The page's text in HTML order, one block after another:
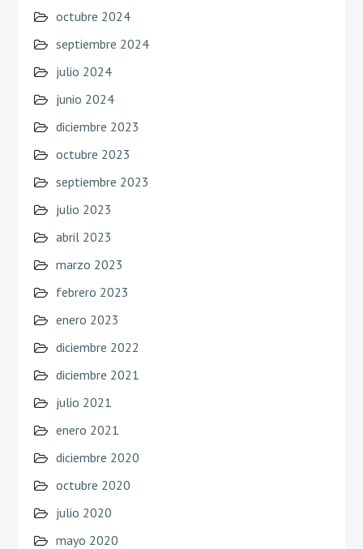
octubre 2024
septiembre 2024
julio 2024
junio 2024
diciembre 2023
octubre 2023
septiembre 2023
julio 2023
abril 2023
marzo 2023
febrero 2023
enero 2023
diciembre 2022
diciembre 2021
julio 2021
enero 2021
diciembre 2020
octubre 2020
julio 2020
mayo 2020